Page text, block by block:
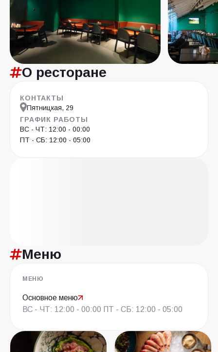
О ресторане
КОНТАКТЫ
Пятницкая, 29
ГРАФИК РАБОТЫ
ВС - ЧТ: 12:00 - 00:00
ПТ - СБ: 12:00 - 05:00
Меню
МЕНЮ
Основное меню
ВС - ЧТ: 12:00 - 00:00 ПТ - СБ: 12:00 - 05:00